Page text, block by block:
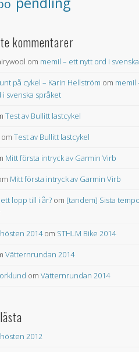
kommentarer
om memil – ett nytt ord i
på cykel – Karin Hellström om memil
i svenska språket
Test av Bullitt lastcykel
omTest av Bullitt lastcykel
Mitt första intryck av Garmin Virb
Mitt första intryck av Garmin Virb
lopp till i år? om [tandem] Sista
2014om STHLM Bike 2014
Vätternrundan 2014
omVätternrundan 2014
2012